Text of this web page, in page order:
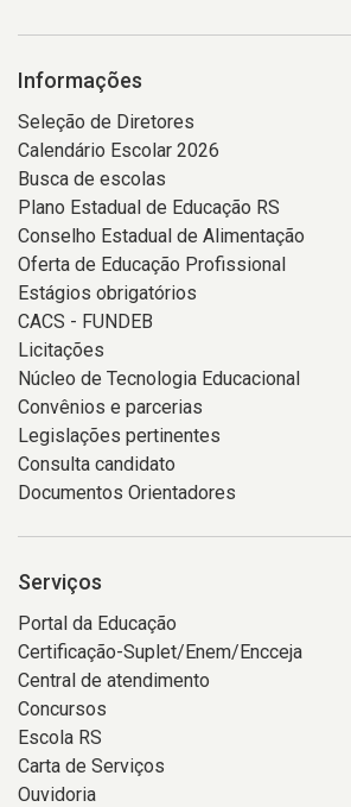
Informações
Seleção de Diretores
Calendário Escolar 2026
Busca de escolas
Plano Estadual de Educação RS
Conselho Estadual de Alimentação
Oferta de Educação Profissional
Estágios obrigatórios
CACS - FUNDEB
Licitações
Núcleo de Tecnologia Educacional
Convênios e parcerias
Legislações pertinentes
Consulta candidato
Documentos Orientadores
Serviços
Portal da Educação
Certificação-Suplet/Enem/Encceja
Central de atendimento
Concursos
Escola RS
Carta de Serviços
Ouvidoria